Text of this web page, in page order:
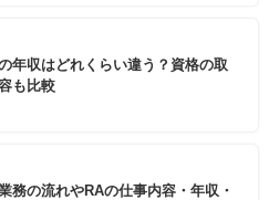
年収はどれくらい違う？資格の取
も比較
務の流れやRAの仕事内容・年収・